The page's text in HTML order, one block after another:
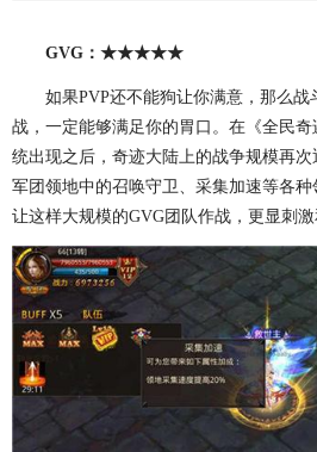
GVG：★★★★★
如果PVP还不能狗让你满意，那么战
战，一定能够满足你的胃口。在《全民
统出现之后，奇迹大陆上的战争规模再次
军团领地中的召唤守卫、采集加速等各种
让这样大规模的GVG团队作战，更显刺激